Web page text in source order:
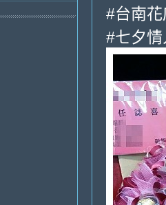
#台南花
#七夕